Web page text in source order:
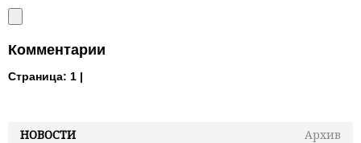
НОВОСТИ
Архив
Комментарии
Страница: 1 |